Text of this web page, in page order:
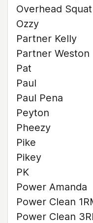
Overhead
Ozzy
Partner Kelly
Partner Weston
Pat
Paul
Paul Pena
Peyton
Pheezy
Pike
Pikey
PK
Power Amanda
Power Clean
Power Clean